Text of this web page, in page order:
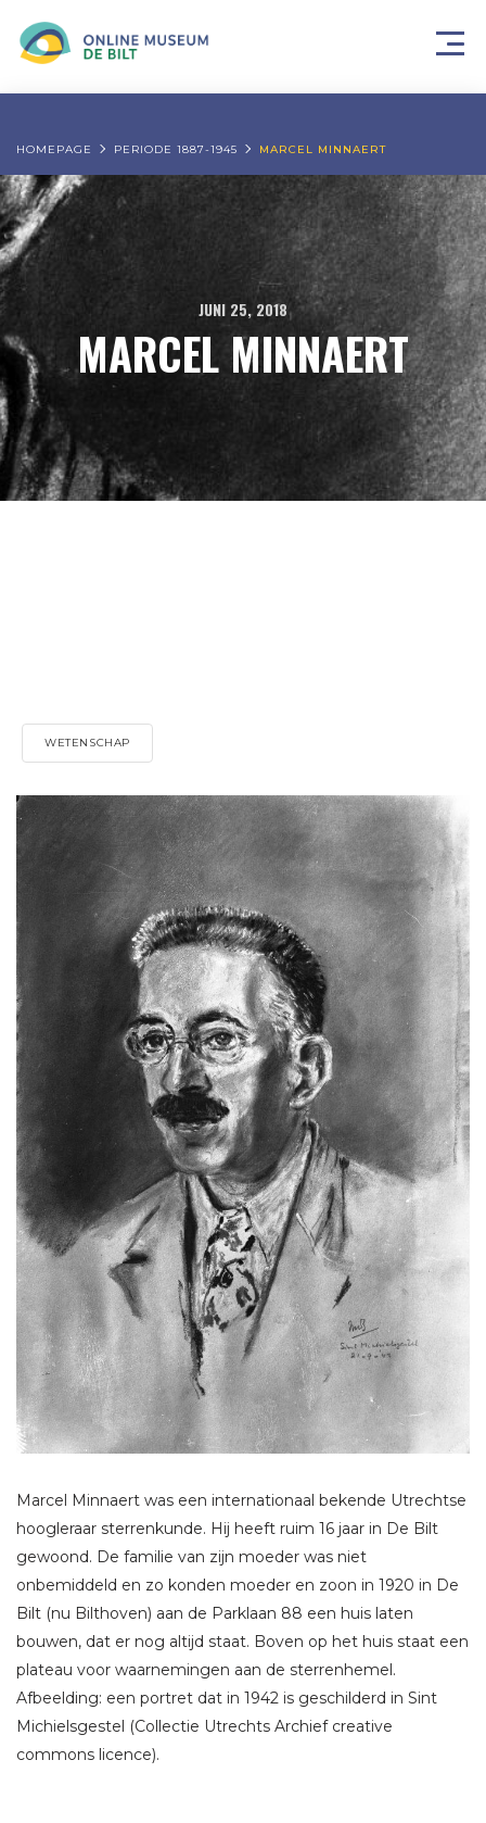
HOMEPAGE PERIODE 1887-1945 MARCEL MINNAERT
JUNI 25, 2018
MARCEL MINNAERT
WETENSCHAP
Marcel Minnaert was een internationaal bekende Utrechtse
hoogleraar sterrenkunde. Hij heeft ruim 16 jaar in De Bilt
gewoond. De familie van zijn moeder was niet
onbemiddeld en zo konden moeder en zoon in 1920 in De
Bilt (nu Bilthoven) aan de Parklaan 88 een huis laten
bouwen, dat er nog altijd staat. Boven op het huis staat een
plateau voor waarnemingen aan de sterrenhemel.
Afbeelding: een portret dat in 1942 is geschilderd in Sint
Michielsgestel (Collectie Utrechts Archief creative
commons licence).